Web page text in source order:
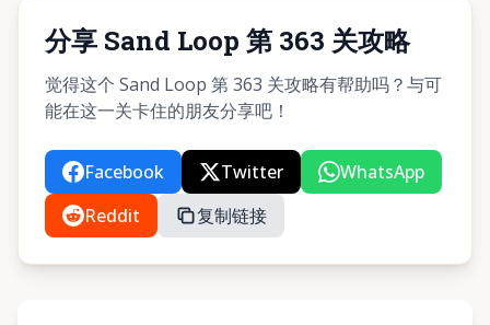
分享 Sand Loop 第 363 关攻略
觉得这个 Sand Loop 第 363 关攻略有帮助吗？与可
能在这一关卡住的朋友分享吧！
Facebook Twitter
WhatsApp
Reddit
复制链接